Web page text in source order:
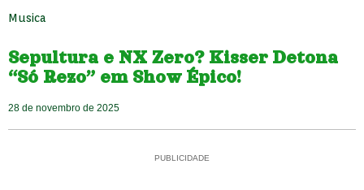
Musica
Sepultura e NX Zero? Kisser Detona
“Só Rezo” em Show Épico!
28 de novembro de 2025
PUBLICIDADE